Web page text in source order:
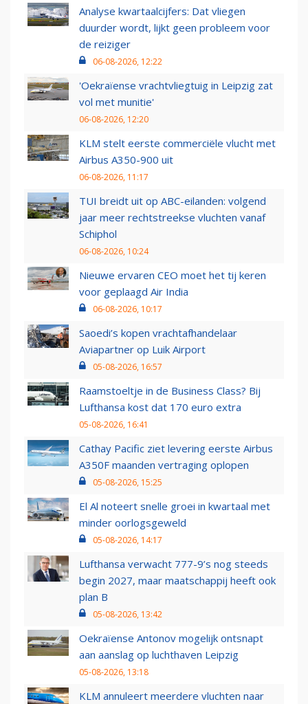
Analyse kwartaalcijfers: Dat vliegen
duurder wordt, lijkt geen probleem voor
de reiziger
06-08-2026, 12:22
'Oekraïense vrachtvliegtuig in Leipzig zat
vol met munitie'
06-08-2026, 12:20
KLM stelt eerste commerciële vlucht met
Airbus A350-900 uit
06-08-2026, 11:17
TUI breidt uit op ABC-eilanden: volgend
jaar meer rechtstreekse vluchten vanaf
Schiphol
06-08-2026, 10:24
Nieuwe ervaren CEO moet het tij keren
voor geplaagd Air India
06-08-2026, 10:17
Saoedi’s kopen vrachtafhandelaar
Aviapartner op Luik Airport
05-08-2026, 16:57
Raamstoeltje in de Business Class? Bij
Lufthansa kost dat 170 euro extra
05-08-2026, 16:41
Cathay Pacific ziet levering eerste Airbus
A350F maanden vertraging oplopen
05-08-2026, 15:25
El Al noteert snelle groei in kwartaal met
minder oorlogsgeweld
05-08-2026, 14:17
Lufthansa verwacht 777-9’s nog steeds
begin 2027, maar maatschappij heeft ook
plan B
05-08-2026, 13:42
Oekraïense Antonov mogelijk ontsnapt
aan aanslag op luchthaven Leipzig
05-08-2026, 13:18
KLM annuleert meerdere vluchten naar